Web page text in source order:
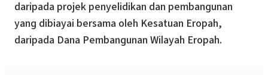
daripada projek penyelidikan dan pembangunan
yang dibiayai bersama oleh Kesatuan Eropah,
daripada Dana Pembangunan Wilayah Eropah.